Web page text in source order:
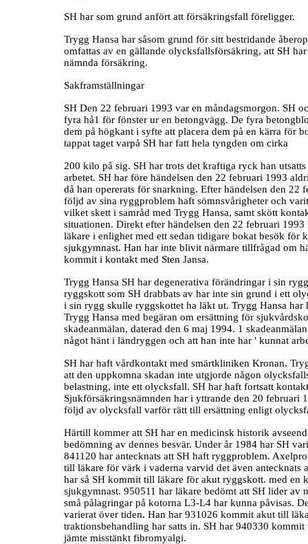
SH har som grund anfört att försäkringsfall föreligger.
Trygg Hansa har såsom grund för sitt bestridande
omfattas av en gällande olycksfallsförsäkring, att SH
nämnda försäkring.
Sakframställningar
SH Den 22 februari 1993 var en måndagsmorgon. SH
fyra hå1 för fönster ur en betongvägg. De fyra
dem på högkant i syfte att placera dem på en kärra för
tappat taget varpå SH har fatt hela tyngden om cirka
200 kilo på sig. SH har trots det kraftiga ryck han
arbetet. SH har före händelsen den 22 februari 1993
då han opererats för snarkning. Efter händelsen den
följd av sina ryggproblem haft sömnsvårigheter och
vilket skett i samråd med Trygg Hansa, samt skött
situationen. Direkt efter händelsen den 22 februari
läkare i enlighet med ett sedan tidigare bokat besök
sjukgymnast. Han har inte blivit närmare tillfrågad om
kommit i kontakt med Sten Jansa.
Trygg Hansa SH har degenerativa förändringar i sin
ryggskott som SH drabbats av har inte sin grund i ett
i sin rygg skulle ryggskottet ha läkt ut. Trygg Hansa
Trygg Hansa med begäran om ersättning för
skadeanmälan, daterad den 6 maj 1994. 1
något hänt i ländryggen och att han inte har ' kunnat
SH har haft vårdkontakt med smärtkliniken Kronan.
att den uppkomna skadan inte utgjorde någon
belastning, inte ett olycksfall. SH har haft fortsatt
Sjukförsäkringsnämnden har i yttrande den 20
följd av olycksfall varför rätt till ersättning enligt
Härtill kommer att SH har en medicinsk historik
bedömning av dennes besvär. Under år 1984 har SH
841120 har antecknats att SH haft ryggproblem.
till läkare för värk i vaderna varvid det även
har så SH kommit till läkare för akut ryggskott. med en
sjukgymnast. 950511 har läkare bedömt att SH lider
små pålagringar på kotorna L3-L4 har kunna påvisas.
varierat över tiden. Han har 931026 kommit akut till
traktionsbehandling har satts in. SH har 940330
jämte misstänkt fibromyalgi.